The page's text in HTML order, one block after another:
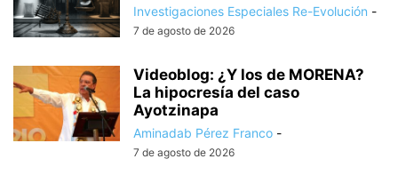
Investigaciones Especiales Re-Evolución -
7 de agosto de 2026
Videoblog: ¿Y los de MORENA?
La hipocresía del caso
Ayotzinapa
Aminadab Pérez Franco -
7 de agosto de 2026